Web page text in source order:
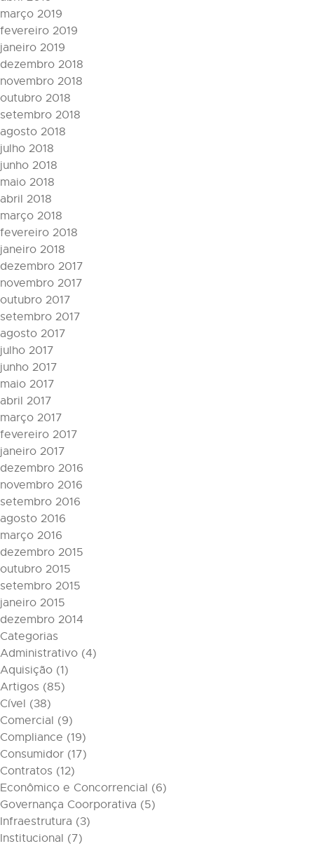
março 2019
fevereiro 2019
janeiro 2019
dezembro 2018
novembro 2018
outubro 2018
setembro 2018
agosto 2018
julho 2018
junho 2018
maio 2018
abril 2018
março 2018
fevereiro 2018
janeiro 2018
dezembro 2017
novembro 2017
outubro 2017
setembro 2017
agosto 2017
julho 2017
junho 2017
maio 2017
abril 2017
março 2017
fevereiro 2017
janeiro 2017
dezembro 2016
novembro 2016
setembro 2016
agosto 2016
março 2016
dezembro 2015
outubro 2015
setembro 2015
janeiro 2015
dezembro 2014
Categorias
Administrativo (4)
Aquisição (1)
Artigos (85)
Cível (38)
Comercial (9)
Compliance (19)
Consumidor (17)
Contratos (12)
Econômico e Concorrencial (6)
Governança Coorporativa (5)
Infraestrutura (3)
Institucional (7)